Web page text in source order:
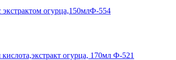
огурца,150млФ-554
огурца, 170мл Ф-521